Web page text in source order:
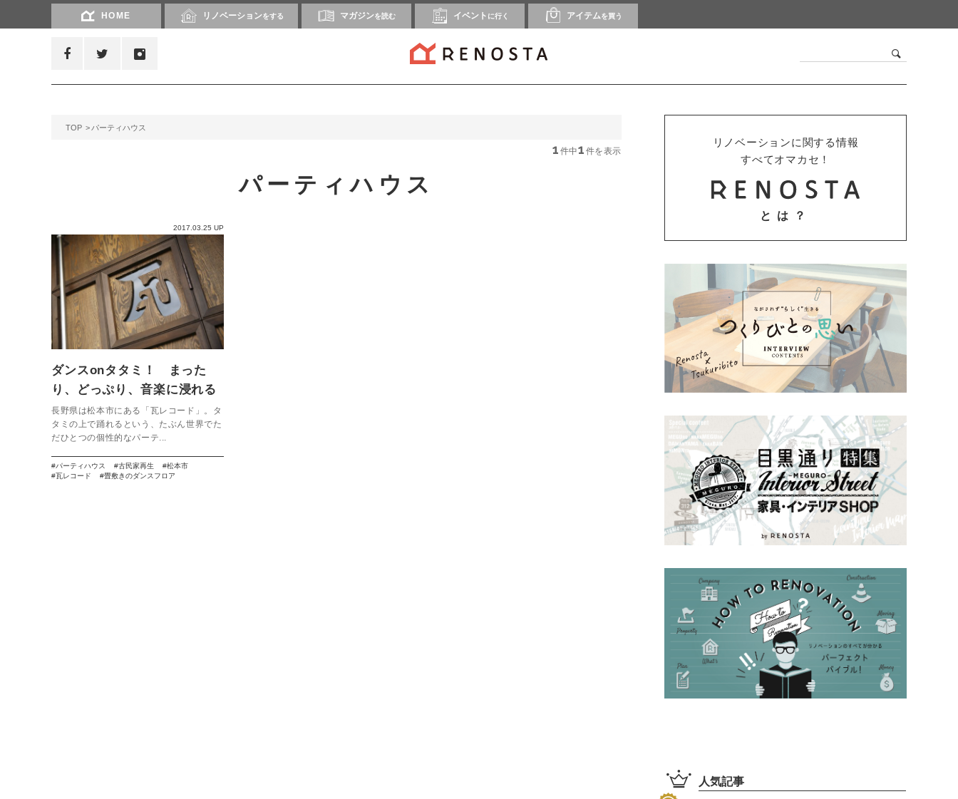
HOME リノベーションをする マガジンを読む イベント に行く アイテムを買う
TOP パーティハウス
1 件中1 件を表示
パーティハウス
2017.03.25 UP
ダンスonタタミ！ まった
り、どっぷり、音楽に浸れる
古民家パーティハウス。【瓦
レコード】
長野県は松本市にある「瓦レコード」。タ
タミの上で踊れるという、たぶん世界でた
だひとつの個性的なパーテ...
パーティハウス 古民家再生
松本市
瓦レコード
畳敷きのダンスフロア
リノベーションに関する情報
すべてオマカセ！
とは？
人気記事